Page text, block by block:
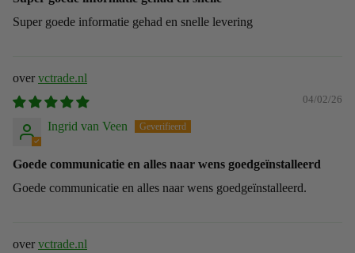
Super goede informatie gehad en snelle levering
vctrade.nl
04/02/26
Ingrid van Veen
Goede communicatie en alles naar wens goedgeïnstalleerd
Goede communicatie en alles naar wens goedgeïnstalleerd.
vctrade.nl